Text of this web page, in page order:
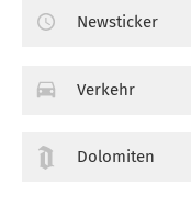
Newsticker
Verkehr
Dolomiten